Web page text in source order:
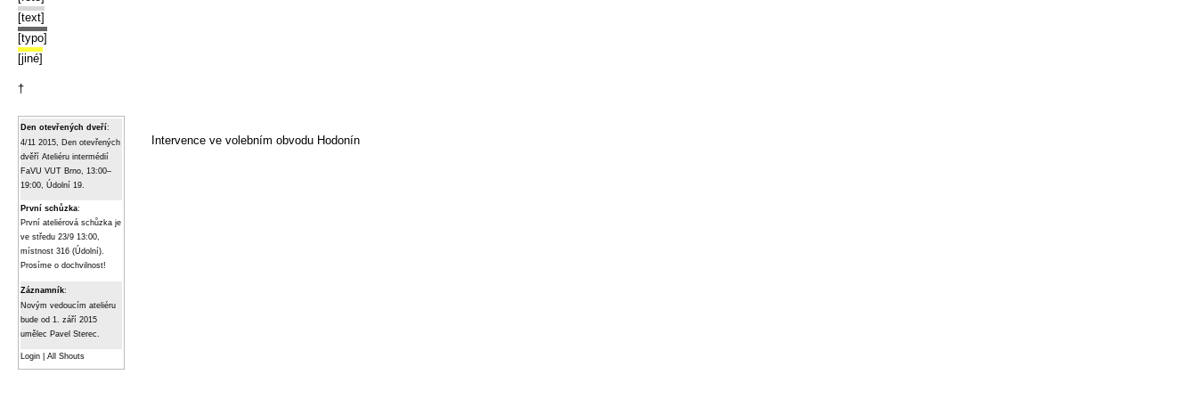
[text]
[typo]
[jiné]
†
Den otevřených dveří:
4/11 2015, Den otevřených
dvěří Ateliéru intermédií
FaVU VUT Brno, 13:00–
19:00, Údolní 19.
První schůzka:
První ateliérová schůzka je
ve středu 23/9 13:00,
místnost 316 (Údolní).
Prosíme o dochvilnost!
Záznamník:
Novým vedoucím ateliéru
bude od 1. září 2015
umělec Pavel Sterec.
Login All Shouts
Intervence ve volebním obvodu Hodonín